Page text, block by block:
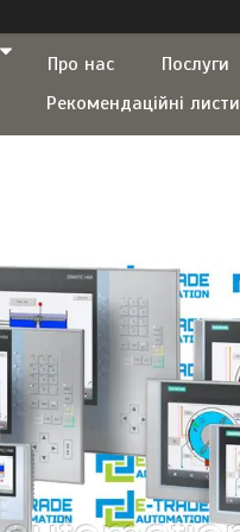
Про нас Послуги
Рекомендаційні листи